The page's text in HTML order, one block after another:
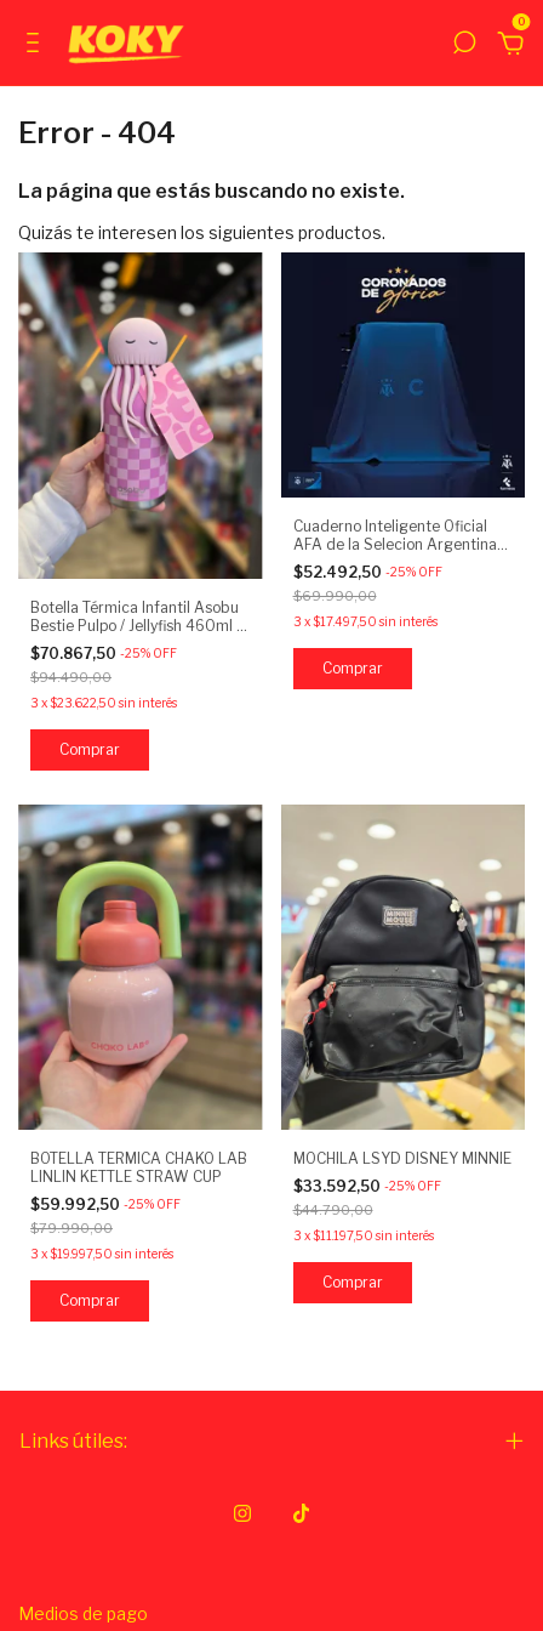
0
Error - 404
La página que estás buscando no existe.
Quizás te interesen los siguientes productos.
Botella Térmica Infantil Asobu
Bestie Pulpo / Jellyfish 460ml -
Acero Inoxidable
$70.867,50 -25% OFF
$94.490,00
3 x$23.622,50 sin interés
Cuaderno Inteligente Oficial
AFA de la Selecion Argentina
A5
$52.492,50 -25% OFF
$69.990,00
3 x$17.497,50 sin interés
BOTELLA TERMICA CHAKO LAB
LINLIN KETTLE STRAW CUP
$59.992,50 -25% OFF
$79.990,00
3 x$19.997,50 sin interés
MOCHILA LSYD DISNEY MINNIE
$33.592,50 -25% OFF
$44.790,00
3 x$11.197,50 sin interés
Links útiles:
Medios de pago